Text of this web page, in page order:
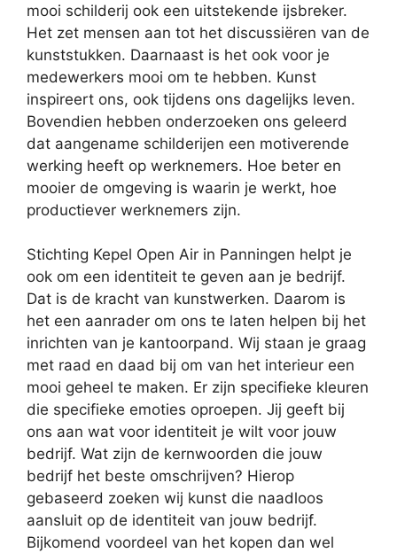
mooi schilderij ook een uitstekende ijsbreker.
Het zet mensen aan tot het discussiëren van de
kunststukken. Daarnaast is het ook voor je
medewerkers mooi om te hebben. Kunst
inspireert ons, ook tijdens ons dagelijks leven.
Bovendien hebben onderzoeken ons geleerd
dat aangename schilderijen een motiverende
werking heeft op werknemers. Hoe beter en
mooier de omgeving is waarin je werkt, hoe
productiever werknemers zijn.
Stichting Kepel Open Air in Panningen helpt je
ook om een identiteit te geven aan je bedrijf.
Dat is de kracht van kunstwerken. Daarom is
het een aanrader om ons te laten helpen bij het
inrichten van je kantoorpand. Wij staan je graag
met raad en daad bij om van het interieur een
mooi geheel te maken. Er zijn specifieke kleuren
die specifieke emoties oproepen. Jij geeft bij
ons aan wat voor identiteit je wilt voor jouw
bedrijf. Wat zijn de kernwoorden die jouw
bedrijf het beste omschrijven? Hierop
gebaseerd zoeken wij kunst die naadloos
aansluit op de identiteit van jouw bedrijf.
Bijkomend voordeel van het kopen dan wel